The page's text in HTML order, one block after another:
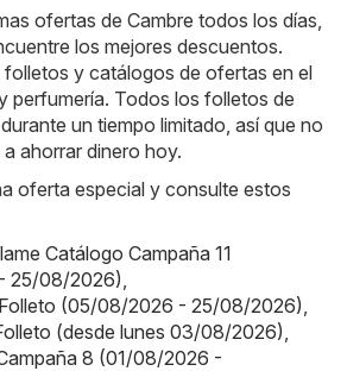
ofertas de Cambre todos los días,
los mejores descuentos.
y catálogos de ofertas en el
perfumería. Todos los folletos de
un tiempo limitado, así que no
ahorrar dinero hoy.
oferta especial y consulte estos
Catálogo Campaña 11
25/08/2026)
(05/08/2026 - 25/08/2026)
(desde lunes 03/08/2026)
8 (01/08/2026 -